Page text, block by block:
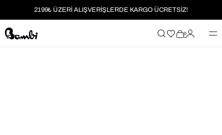
2199₺ ÜZERİ ALIŞVERİŞLERDE KARGO ÜCRETSİZ!
MOBİL UYGULAMAYA ÖZEL İLK ALIŞVERİŞİNİZE %5 İNDİRİM
0